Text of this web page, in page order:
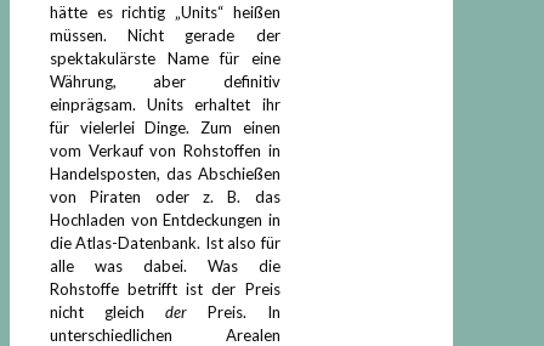
hätte es richtig „Units“ heißen
müssen. Nicht gerade der
spektakulärste Name für eine
Währung, aber definitiv
einprägsam. Units erhaltet ihr
für vielerlei Dinge. Zum einen
vom Verkauf von Rohstoffen in
Handelsposten, das Abschießen
von Piraten oder z. B. das
Hochladen von Entdeckungen in
die Atlas-Datenbank. Ist also für
alle was dabei. Was die
Rohstoffe betrifft ist der Preis
nicht gleich derPreis. In
unterschiedlichen Arealen